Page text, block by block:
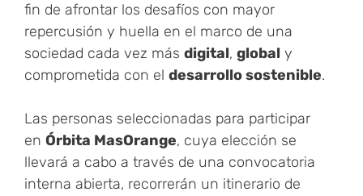
fin de afrontar los desafíos con mayor
repercusión y huella en el marco de una
sociedad cada vez más digital, global y
comprometida con el desarrollo sostenible.
Las personas seleccionadas para participar
en Órbita MasOrange, cuya elección se
llevará a cabo a través de una convocatoria
interna abierta, recorrerán un itinerario de